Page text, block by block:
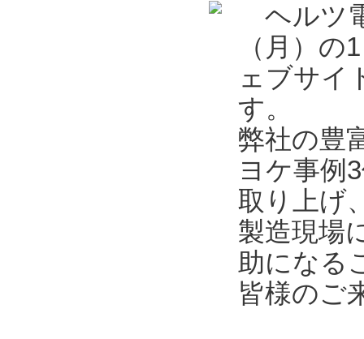
ヘルツ
（月）
ェブサイ
す。
弊社の豊
ヨケ事例
取り上げ
製造現場
助になる
皆様のご